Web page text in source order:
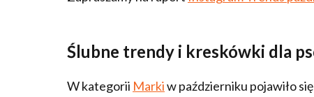
Ślubne trendy i kreskówki dla
W kategorii Markiw październiku pojawiło